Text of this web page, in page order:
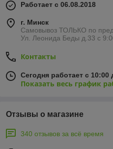
Работает с 06.08.2018
г. Минск
Самовывоз ТОЛЬКО по
Ул. Леонида Беды д.33 с
Контакты
Сегодня работает с 10:00
Показать весь график
Отзывы о магазине
340 отзывов за всё время